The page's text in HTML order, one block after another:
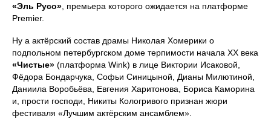
«Эль Русо» , премьера которого ожидается на платформе
Premier.
Ну а актёрский состав драмы Николая Хомерики о
подпольном петербургском доме терпимости начала XX века
«Чистые» (платформа Wink) в лице Виктории Исаковой,
Фёдора Бондарчука, Софьи Синицыной, Дианы Милютиной,
Даниила Воробьёва, Евгения Харитонова, Бориса Каморина
и, прости господи, Никиты Кологривого признан жюри
фестиваля «Лучшим актёрским ансамблем».